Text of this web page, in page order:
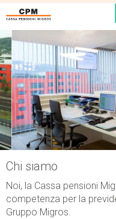
Chi siamo
Noi, la Cassa pensioni
competenza per la
Gruppo Migros.